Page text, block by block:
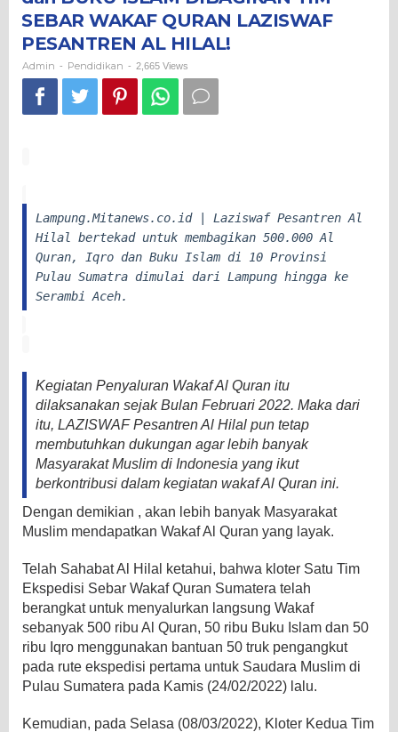
TIM
SEBAR
WAKAF
QURAN
LAZISWAF
PESANTREN
HILAL!
SEBAR WAKAF QURAN LAZISWAF
PESANTREN AL HILAL!
Admin - Pendidikan - 2,665 Views
Lampung.Mitanews.co.id | Laziswaf Pesantren Al
Hilal bertekad untuk membagikan 500.000 Al
Quran, Iqro dan Buku Islam di 10 Provinsi
Pulau Sumatra dimulai dari Lampung hingga ke
Serambi Aceh.
Kegiatan Penyaluran Wakaf Al Quran itu
dilaksanakan sejak Bulan Februari 2022. Maka dari
itu, LAZISWAF Pesantren Al Hilal pun tetap
membutuhkan dukungan agar lebih banyak
Masyarakat Muslim di Indonesia yang ikut
berkontribusi dalam kegiatan wakaf Al Quran ini.
Dengan demikian , akan lebih banyak Masyarakat
Muslim mendapatkan Wakaf Al Quran yang layak.
Telah Sahabat Al Hilal ketahui, bahwa kloter Satu Tim
Ekspedisi Sebar Wakaf Quran Sumatera telah
berangkat untuk menyalurkan langsung Wakaf
sebanyak 500 ribu Al Quran, 50 ribu Buku Islam dan 50
ribu Iqro menggunakan bantuan 50 truk pengangkut
pada rute ekspedisi pertama untuk Saudara Muslim di
Pulau Sumatera pada Kamis (24/02/2022) lalu.
Kemudian, pada Selasa (08/03/2022), Kloter Kedua Tim